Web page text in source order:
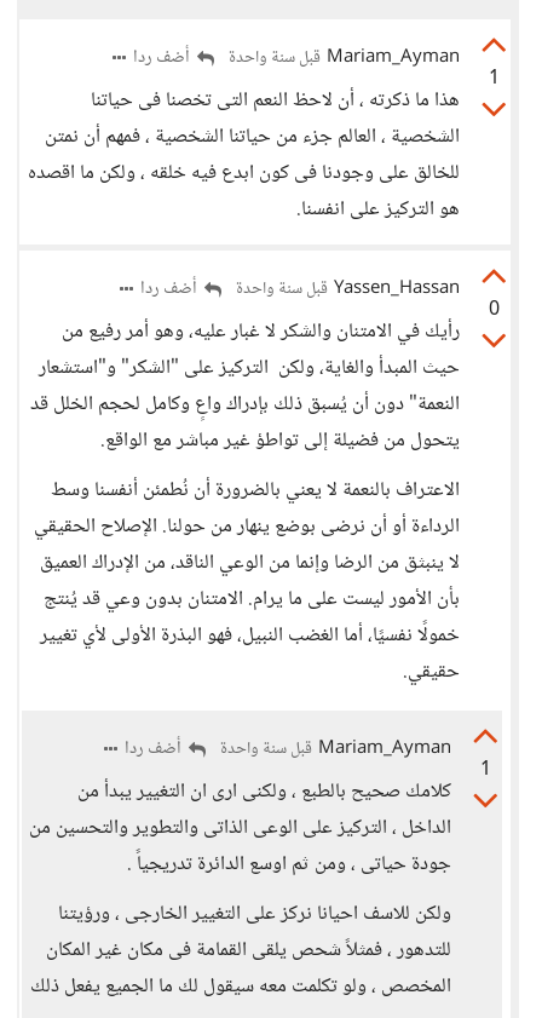
1
Mariam_Ayman قبل سنة واحدة أضف ردا
هذا ما ذكرته ، أن لاحظ النعم التى تخصنا فى حياتنا
الشخصية ، العالم جزء من حياتنا الشخصية ، فمهم أن نمتن
للخالق على وجودنا فى كون ابدع فيه خلقه ، ولكن ما اقصده
هو التركيز على انفسنا.
0
Yassen_Hassan قبل سنة واحدة أضف ردا
رأيك في الامتنان والشكر لا غبار عليه، وهو أمر رفيع من
حيث المبدأ والغاية، ولكن التركيز على "الشكر" و"استشعار
النعمة" دون أن يُسبق ذلك بإدراك واعٍ وكامل لحجم الخلل قد
يتحول من فضيلة إلى تواطؤ غير مباشر مع الواقع.
الاعتراف بالنعمة لا يعني بالضرورة أن نُطمئن أنفسنا وسط
الرداءة أو أن نرضى بوضع ينهار من حولنا. الإصلاح الحقيقي
لا ينبثق من الرضا وإنما من الوعي الناقد، من الإدراك العميق
بأن الأمور ليست على ما يرام. الامتنان بدون وعي قد يُنتج
خمولًا نفسيًا، أما الغضب النبيل، فهو البذرة الأولى لأي تغيير
حقيقي.
1
Mariam_Ayman قبل سنة واحدة أضف ردا
كلامك صحيح بالطبع ، ولكنى ارى ان التغيير يبدأ من
الداخل ، التركيز على الوعى الذاتى والتطوير والتحسين من
جودة حياتى ، ومن ثم اوسع الدائرة تدريجياً .
ولكن للاسف احيانا نركز على التغيير الخارجى ، ورؤيتنا
للتدهور ، فمثلاً شحص يلقى القمامة فى مكان غير المكان
المخصص ، ولو تكلمت معه سيقول لك ما الجميع يفعل ذلك